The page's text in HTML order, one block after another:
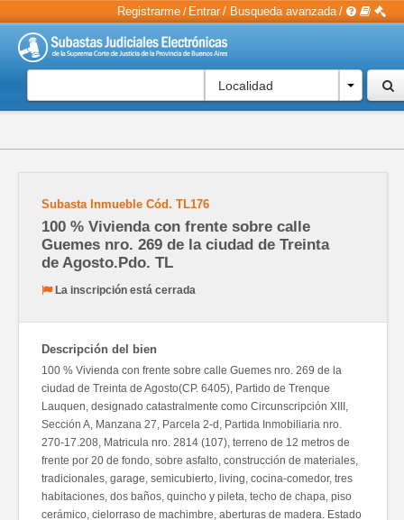
Registrarme / Entrar / Busqueda avanzada /
Localidad
Subasta Inmueble Cód. TL176
100 % Vivienda con frente sobre calle
Guemes nro. 269 de la ciudad de Treinta
de Agosto.Pdo. TL
La inscripción está cerrada
Descripción del bien
100 % Vivienda con frente sobre calle Guemes nro. 269 de la
ciudad de Treinta de Agosto(CP. 6405), Partido de Trenque
Lauquen, designado catastralmente como Circunscripción XIII,
Sección A, Manzana 27, Parcela 2-d, Partida Inmobiliaria nro.
270-17.208, Matricula nro. 2814 (107), terreno de 12 metros de
frente por 20 de fondo, sobre asfalto, construcción de materiales,
tradicionales, garage, semicubierto, living, cocina-comedor, tres
habitaciones, dos baños, quincho y pileta, techo de chapa, piso
cerámico, cielorraso de machimbre, aberturas de madera. Estado